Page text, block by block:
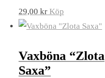
29,00 kr Köp
Vaxböna “Zlota
Saxa”